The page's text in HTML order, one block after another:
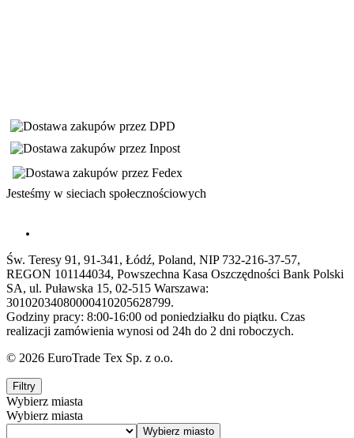
Jesteśmy w sieciach społecznościowych
Św. Teresy 91, 91-341, Łódź, Poland, NIP 732-216-37-57,
REGON 101144034, Powszechna Kasa Oszczędności Bank Polski
SA, ul. Puławska 15, 02-515 Warszawa:
30102034080000410205628799.
Godziny pracy: 8:00-16:00 od poniedziałku do piątku. Czas
realizacji zamówienia wynosi od 24h do 2 dni roboczych.
© 2026 EuroTrade Tex Sp. z o.o.
Filtry
Wybierz miasta
Wybierz miasta